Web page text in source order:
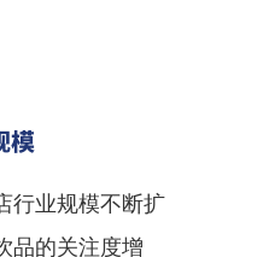
模
行业规模不断扩
品的关注度增